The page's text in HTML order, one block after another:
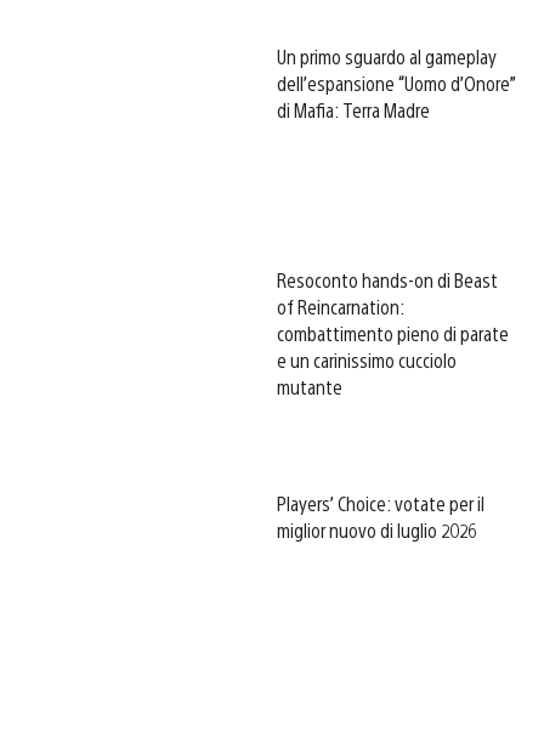
Un primo sguardo al gameplay
dell’espansione “Uomo d’Onore”
di Mafia: Terra Madre
Resoconto hands-on di Beast
of Reincarnation:
combattimento pieno di parate
e un carinissimo cucciolo
mutante
Players’ Choice: votate per il
miglior nuovo di luglio 2026